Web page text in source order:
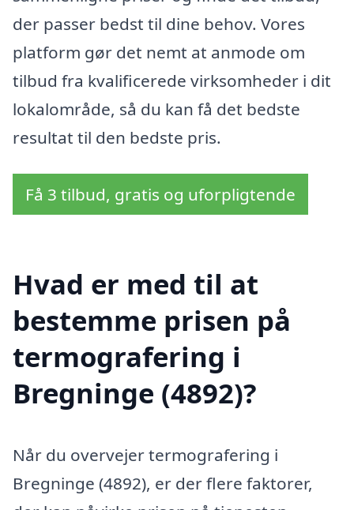
der passer bedst til dine behov. Vores
platform gør det nemt at anmode om
tilbud fra kvalificerede virksomheder i dit
lokalområde, så du kan få det bedste
resultat til den bedste pris.
Få 3 tilbud, gratis og uforpligtende
Hvad er med til at
bestemme prisen på
termografering i
Bregninge (4892)?
Når du overvejer termografering i
Bregninge (4892), er der flere faktorer,